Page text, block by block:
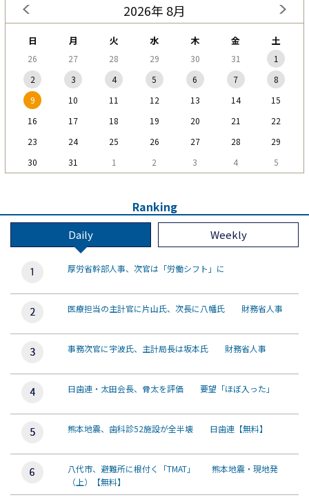
2026年 8月
日 月 火 水 木 金 土
26 27 28 29 30 31
1
2
3 4 5 6 7
8
9
10 11 12 13 14
15
16
17 18 19 20 21
22
23
24 25 26 27 28
29
30
31 1 2 3 4 5
Ranking
Daily Weekly
厚労省幹部人事、次官は「労働シフト」に
医療担当の主計官に片山氏、次長に八幡氏 財務省人事
事務次官に宇波氏、主計局長は坂本氏 財務省人事
日歯連・太田会長、骨太を評価 要望「ほぼ入った」
熊本地震、歯科診52施設が全半壊 日歯連【無料】
八代市、避難所に根付く「TMAT」 熊本地震・現地発
（上）【無料】